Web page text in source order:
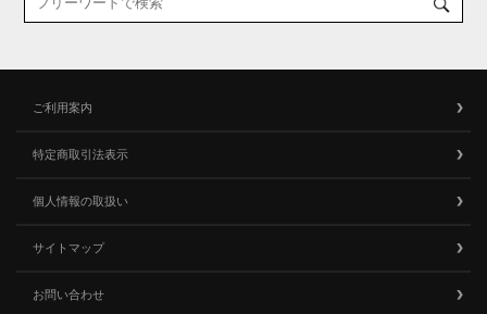
ご利用案内
特定商取引法表示
個人情報の取扱い
サイトマップ
お問い合わせ